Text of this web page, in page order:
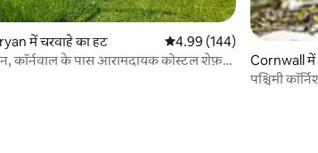
में चरवाहे का हट औसत रेटिंग 5 में से 4.99, 144
4.99 (144)
कॉर्नवाल के पास आरामदायक कोस्टल शेफ़र्ड
Cornwall में
पश्चिमी